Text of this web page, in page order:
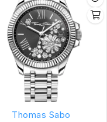
Thomas Sabo